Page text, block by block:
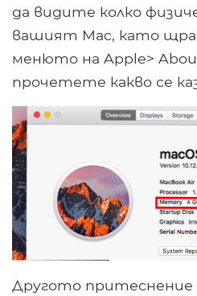
да видите колко
вашият Mac, като
менюто на Apple>
прочетете какво се
Другото притеснение